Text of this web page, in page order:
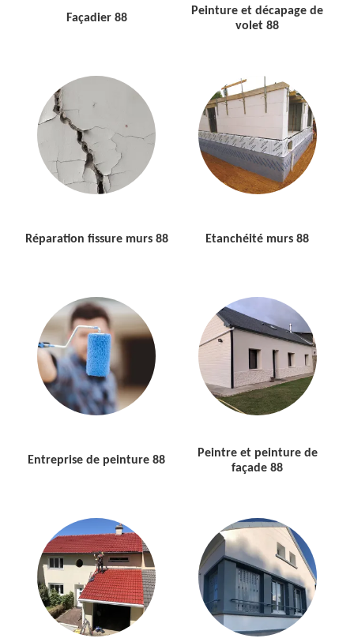
Façadier 88
Peinture et décapage de
volet 88
Réparation fissure murs 88 Etanchéité murs 88
Entreprise de peinture 88
Peintre et peinture de
façade 88